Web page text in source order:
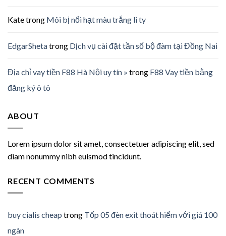
Katetrong Môi bị nổi hạt màu trắng li ty
EdgarShetatrong Dịch vụ cài đặt tần số bộ đàm tại Đồng Nai
Địa chỉ vay tiền F88 Hà Nội uy tín » trong F88 Vay tiền bằng
đăng ký ô tô
ABOUT
Lorem ipsum dolor sit amet, consectetuer adipiscing elit, sed
diam nonummy nibh euismod tincidunt.
RECENT COMMENTS
buy cialis cheap trong Tốp 05 đèn exit thoát hiểm với giá 100
ngàn